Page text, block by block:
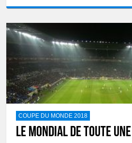
COUPE DU MONDE 2018
Le Mondial de toute